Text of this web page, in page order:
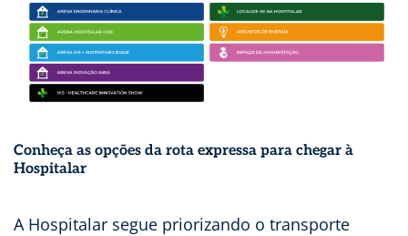
Conheça as opções da rota expressa para chegar à
Hospitalar
A Hospitalar segue priorizando o transporte